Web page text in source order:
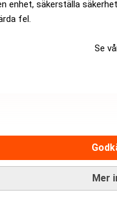
enhet, säkerställa
fel.
Se
Mer
av att tillsätta tjänster
Tryggt.